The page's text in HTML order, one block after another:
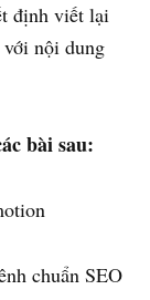
định viết lại
nội dung
bài sau:
chuẩn SEO